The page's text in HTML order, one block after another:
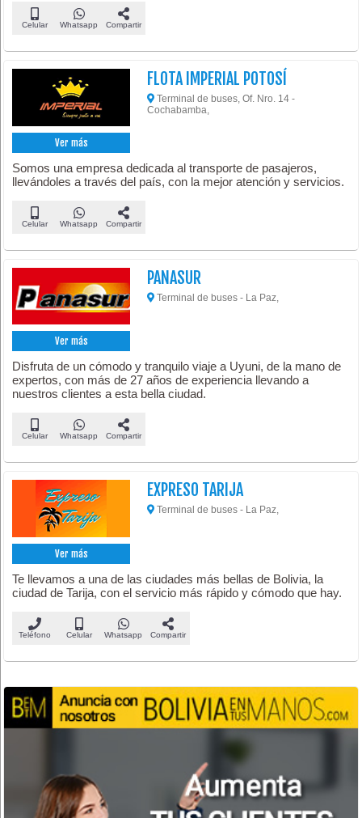
Celular Whatsapp Compartir
Ver más
FLOTA IMPERIAL POTOSÍ
Terminal de buses, Of. Nro. 14 -
Cochabamba,
Somos una empresa dedicada al transporte de pasajeros,
llevándoles a través del país, con la mejor atención y servicios.
Celular Whatsapp Compartir
Ver más
PANASUR
Terminal de buses - La Paz,
Disfruta de un cómodo y tranquilo viaje a Uyuni, de la mano de
expertos, con más de 27 años de experiencia llevando a
nuestros clientes a esta bella ciudad.
Celular Whatsapp Compartir
Ver más
EXPRESO TARIJA
Terminal de buses - La Paz,
Te llevamos a una de las ciudades más bellas de Bolivia, la
ciudad de Tarija, con el servicio más rápido y cómodo que hay.
Teléfono Celular Whatsapp Compartir